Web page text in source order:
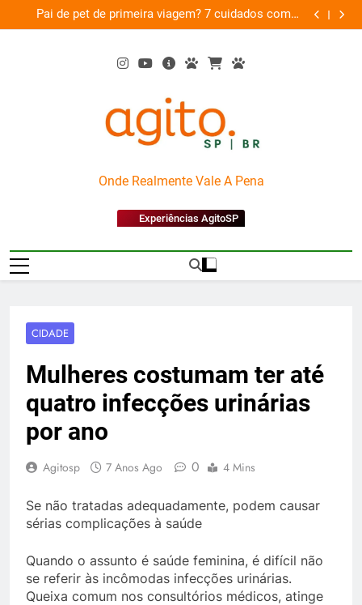
to
Pai de pet de primeira viagem? 7 cuidados com o
novo membro da família
AgitoSP
Onde Realmente Vale A Pena
Experiências AgitoSP
CIDADE
Mulheres costumam ter até
quatro infecções urinárias
por ano
Agitosp 7 Anos Ago 0 4 Mins
Se não tratadas adequadamente, podem causar
sérias complicações à saúde
Quando o assunto é saúde feminina, é difícil não
se referir às incômodas infecções urinárias.
Queixa comum nos consultórios médicos, atinge